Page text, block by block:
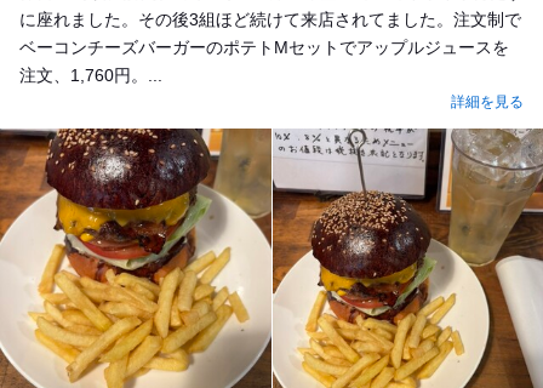
に座れました。その後3組ほど続けて来店されてました。注文制で
ベーコンチーズバーガーのポテトMセットでアップルジュースを
注文、1,760円。...
詳細を見る